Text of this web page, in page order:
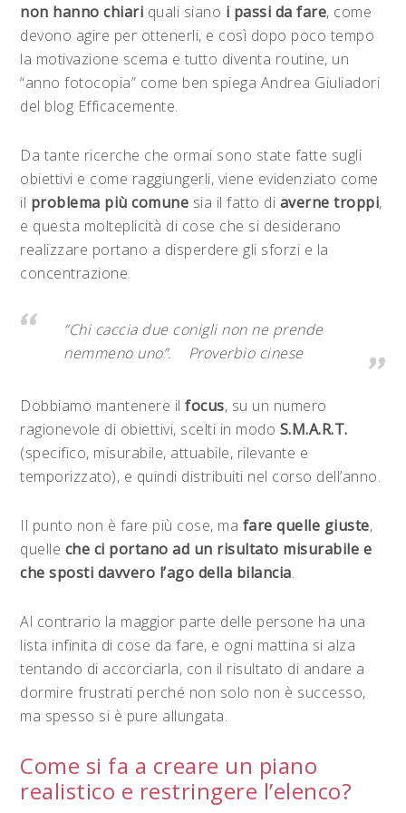
non hanno chiari quali siano i passi da fare, come
devono agire per ottenerli, e così dopo poco tempo
la motivazione scema e tutto diventa routine, un
“anno fotocopia” come ben spiega Andrea Giuliadori
del blog Efficacemente.
Da tante ricerche che ormai sono state fatte sugli
obiettivi e come raggiungerli, viene evidenziato come
il problema più comune sia il fatto di averne troppi,
e questa molteplicità di cose che si desiderano
realizzare portano a disperdere gli sforzi e la
concentrazione.
“Chi caccia due conigli non ne prende
nemmeno uno”. Proverbio cinese
Dobbiamo mantenere ilfocus, su un numero
ragionevole di obiettivi, scelti in modo S.M.A.R.T.
(specifico, misurabile, attuabile, rilevante e
temporizzato), e quindi distribuiti nel corso dell’anno.
Il punto non è fare più cose, ma fare quelle giuste,
quelle che ci portano ad un risultato misurabile e
che sposti davvero l’ago della bilancia.
Al contrario la maggior parte delle persone ha una
lista infinita di cose da fare, e ogni mattina si alza
tentando di accorciarla, con il risultato di andare a
dormire frustrati perché non solo non è successo,
ma spesso si è pure allungata.
Come si fa a creare un piano
realistico e restringere l’elenco?